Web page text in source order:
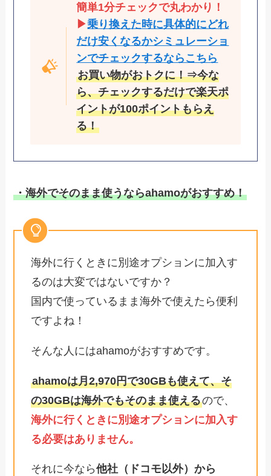
簡単1分チェックで丸わかり！
▶乗り換えた時に具体的にどれ
だけ安くなるかシミュレーショ
ンでチェックするならこちら
お買い物がおトクに！⇒今な
ら、チェックするだけで楽天ポ
イントが100ポイントもらえ
る！
・海外でそのまま使うならahamoがおすすめ！
海外に行くときに別途オプションに加入す
るのは大変ではないですか？
国内で使っているまま海外で使えたら便利
ですよね！
そんな人にはahamoがおすすめです。
ahamoは月2,970円で30GBも使えて、そ
の30GBは海外でもそのまま使えるので、
海外に行くときに別途オプションに加入す
る必要はありません。
それに今なら他社（ドコモ以外）から